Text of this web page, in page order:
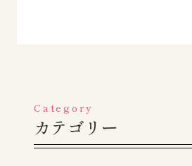
Category
カテゴリー